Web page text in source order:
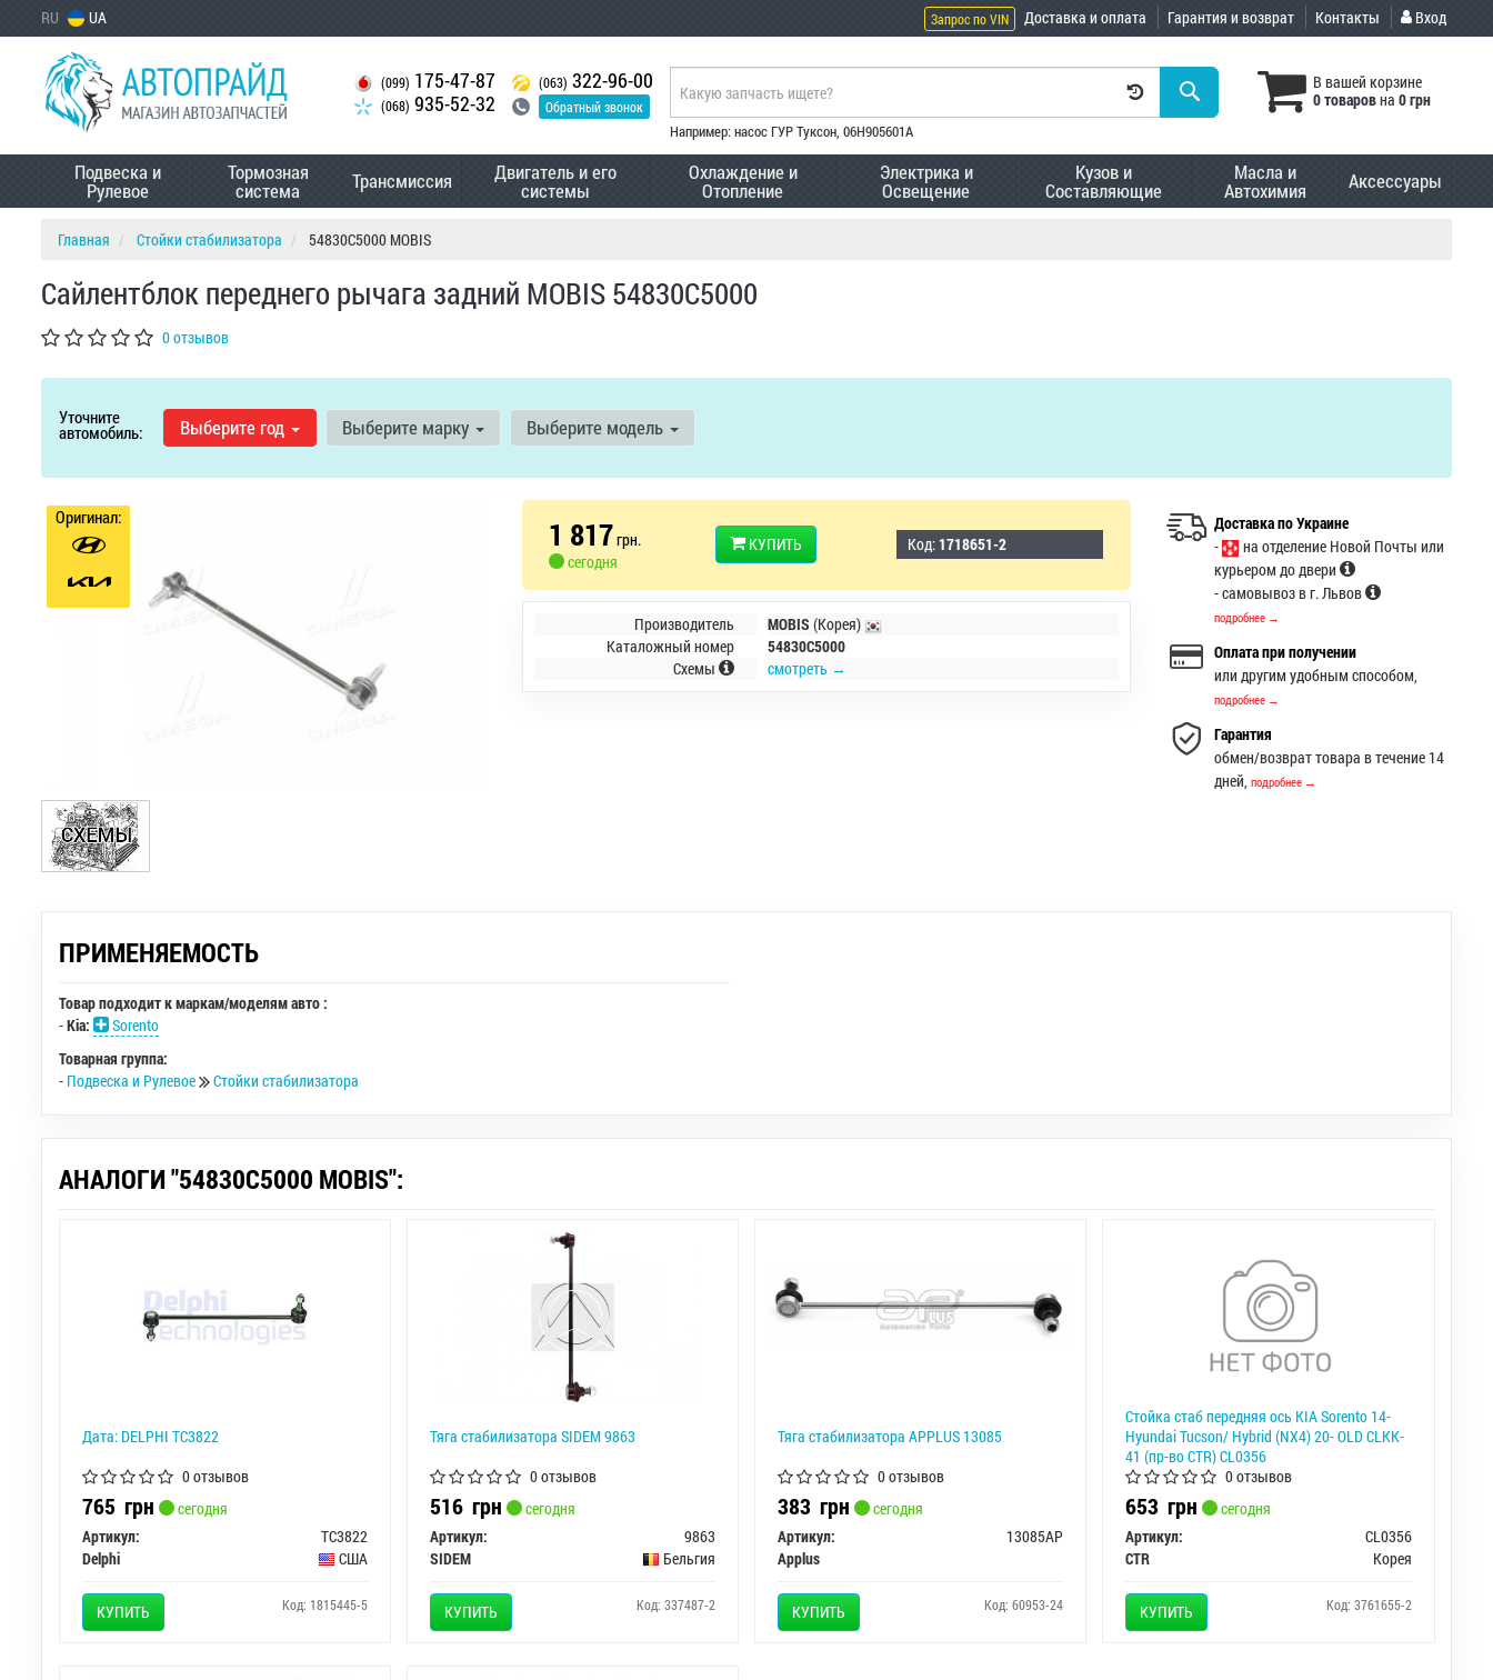
RU UA Запрос по VIN Доставка и оплата Гарантия и возврат Контакты Вход
(099) 175-47-87
(068) 935-52-32
(063) 322-96-00
Обратный звонок
В вашей корзине
0 товаровна 0 грн
Например: насос ГУР Туксон, 06H905601A
Подвеска и
Рулевое
Тормозная
система Трансмиссия Двигатель и его
системы
Охлаждение и
Отопление
Электрика и
Освещение
Кузов и
Составляющие
Масла и
Автохимия Аксессуары
Главная Стойки стабилизатора 54830C5000 MOBIS
Сайлентблок переднего рычага задний MOBIS 54830C5000
0 отзывов
Уточните
автомобиль: Выберите год Выберите марку Выберите модель
Оригинал: 1 817грн.
сегодня
КУПИТЬ Код: 1718651-2
Производитель MOBIS (Корея)
Каталожный номер
54830C5000
Схемы
смотреть →
Доставка по Украине
-
на отделение Новой Почты или
курьером до двери
- самовывоз в г. Львов
подробнее →
Оплата при получении
или другим удобным способом,
подробнее →
Гарантия
обмен/возврат товара в течение 14
дней,подробнее →
ПРИМЕНЯЕМОСТЬ
Товар подходит к маркам/моделям авто :
-Kia:
Sorento
Товарная группа:
- Подвеска и Рулевое Стойки стабилизатора
АНАЛОГИ "54830C5000 MOBIS":
Дата: DELPHI TC3822
0 отзывов
765 грн
сегодня
Артикул:
TC3822
Delphi
США
КУПИТЬ Код: 1815445-5
Тяга стабилизатора SIDEM 9863
0 отзывов
516 грн
сегодня
Артикул:
9863
SIDEM
Бельгия
КУПИТЬ Код: 337487-2
Тяга стабилизатора APPLUS 13085
0 отзывов
383 грн
сегодня
Артикул:
13085AP
Applus
КУПИТЬ Код: 60953-24
Стойка стаб передняя ось KIA Sorento 14-
Hyundai Tucson/ Hybrid (NX4) 20- OLD CLKK-
41 (пр-во CTR) CL0356
0 отзывов
653грн
сегодня
Артикул:
CL0356
CTR
Корея
КУПИТЬ Код: 3761655-2